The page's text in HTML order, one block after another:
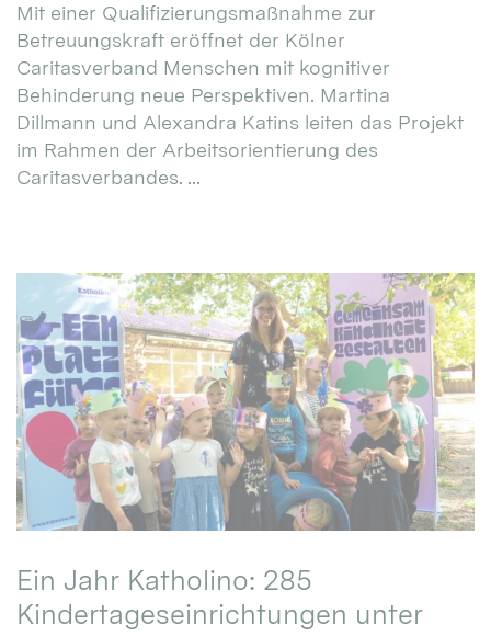
Mit einer Qualifizierungsmaßnahme zur
Betreuungskraft eröffnet der Kölner
Caritasverband Menschen mit kognitiver
Behinderung neue Perspektiven. Martina
Dillmann und Alexandra Katins leiten das Projekt
im Rahmen der Arbeitsorientierung des
Caritasverbandes. ...
Ein Jahr Katholino: 285
Kindertageseinrichtungen unter